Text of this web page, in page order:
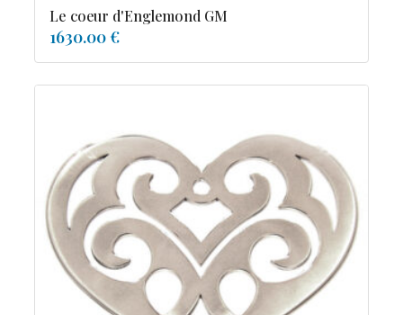
Le coeur d'Englemond GM
1630.00 €